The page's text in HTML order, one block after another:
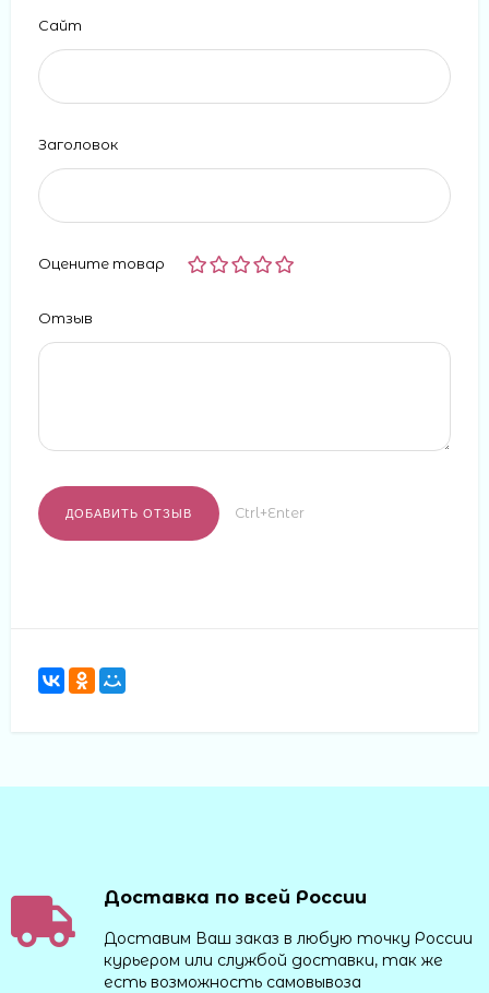
Сайт
Заголовок
Оцените товар
Отзыв
Ctrl+Enter
Доставка по всей России
Доставим Ваш заказ в любую точку России
курьером или службой доставки, так же
есть возможность самовывоза